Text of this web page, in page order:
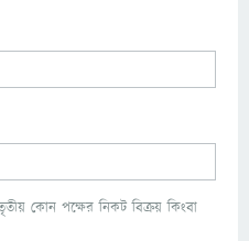
কোন পক্ষের নিকট বিক্রয় কিংবা